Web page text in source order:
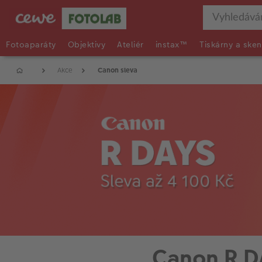
Fotoaparáty Objektivy Ateliér instax™ Tiskárny a
Akce Canon sleva